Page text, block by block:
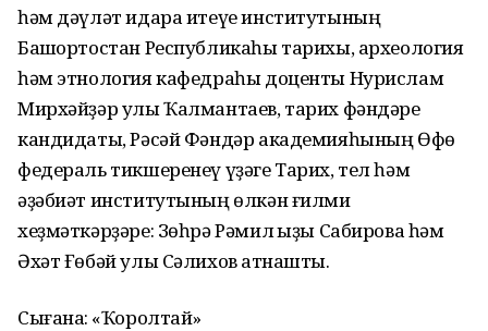
һәм дәүләт идара итеүе институтының
Башҡортостан Республикаһы тарихы, археология
һәм этнология кафедраһы доценты Нурислам
Мирхәйҙәр улы Ҡалмантаев, тарих фәндәре
кандидаты, Рәсәй Фәндәр академияһының Өфө
федераль тикшеренеү үҙәге Тарих, тел һәм
әҙәбиәт институтының өлкән ғилми
хеҙмәткәрҙәре: Зөһрә Рәмил ҡыҙы Сабирова һәм
Әхәт Ғөбәй улы Сәлихов ҡатнашты.
Сығанаҡ: «Ҡоролтай»